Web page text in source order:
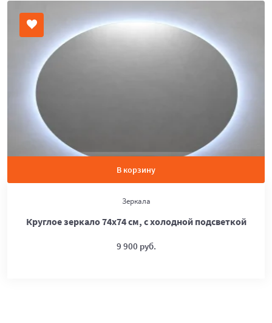
В корзину
Зеркала
Круглое зеркало 74х74 см, с холодной подсветкой
9 900 руб.